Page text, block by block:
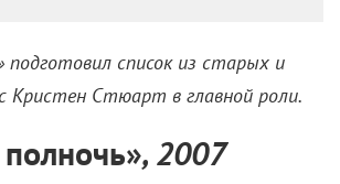
подготовил список из старых и
Кристен Стюарт в главной роли.
», 2007